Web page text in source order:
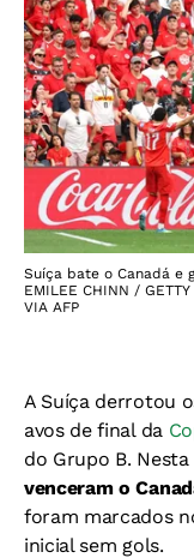
Suíça bate o Canadá e
EMILEE CHINN /
VIA AFP
A Suíça derrotou
avos de final da
do Grupo B.
venceram o
foram marcados
inicial sem gols.